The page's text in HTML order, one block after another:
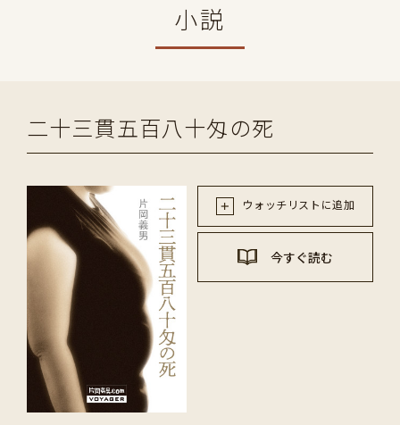
小説
二十三貫五百八十匁の死
ウォッチリストに追加
今すぐ読む